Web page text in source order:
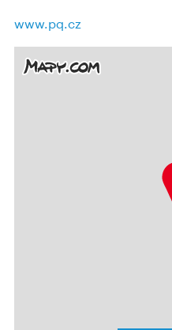
www.pq.cz